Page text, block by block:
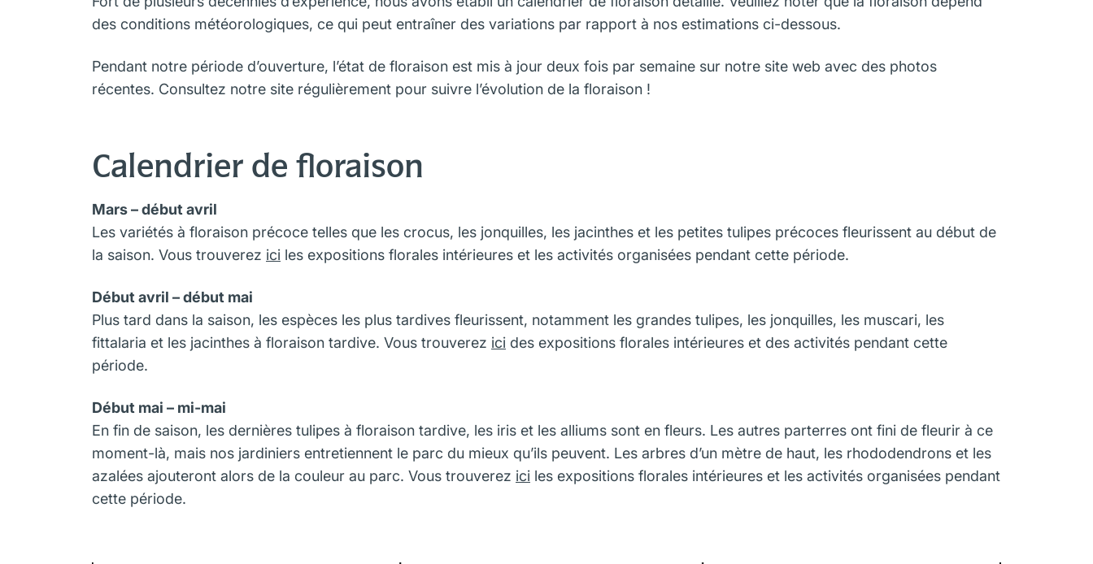
des conditions météorologiques, ce qui peut entraîner des variations par rapport à nos estimations ci-dessous.
Pendant notre période d’ouverture, l’état de floraison est mis à jour deux fois par semaine sur notre site web avec des photos
récentes. Consultez notre site régulièrement pour suivre l’évolution de la floraison !
Calendrier de floraison
Mars – début avril
Les variétés à floraison précoce telles que les crocus, les jonquilles, les jacinthes et les petites tulipes précoces fleurissent au début de
la saison. Vous trouverez ici les expositions florales intérieures et les activités organisées pendant cette période.
Début avril – début mai
Plus tard dans la saison, les espèces les plus tardives fleurissent, notamment les grandes tulipes, les jonquilles, les muscari, les
fittalaria et les jacinthes à floraison tardive. Vous trouverez ici des expositions florales intérieures et des activités pendant cette
période.
Début mai – mi-mai
En fin de saison, les dernières tulipes à floraison tardive, les iris et les alliums sont en fleurs. Les autres parterres ont fini de fleurir à ce
moment-là, mais nos jardiniers entretiennent le parc du mieux qu’ils peuvent. Les arbres d’un mètre de haut, les rhododendrons et les
azalées ajouteront alors de la couleur au parc. Vous trouverez ici les expositions florales intérieures et les activités organisées pendant
cette période.